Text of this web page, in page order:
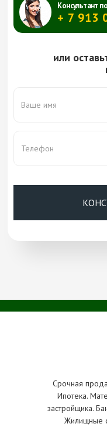
Консультант
+ 7 913
или
Срочная
Ипотека.
застройщика.
Жилищные